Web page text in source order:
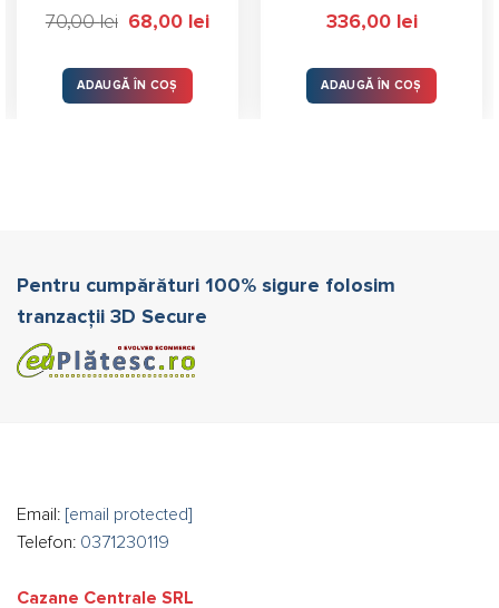
Evaluat la
5.00stele
70,00lei
Prețul
inițial
70,00 lei.
68,00 leiPrețul
ADAUGĂ ÎN COȘ
336,00 lei
ADAUGĂ ÎN COȘ
Pentru cumpărături 100% sigure folosim
tranzacții 3D Secure
Email: [email protected]
Telefon: 0371230119
Cazane Centrale SRL